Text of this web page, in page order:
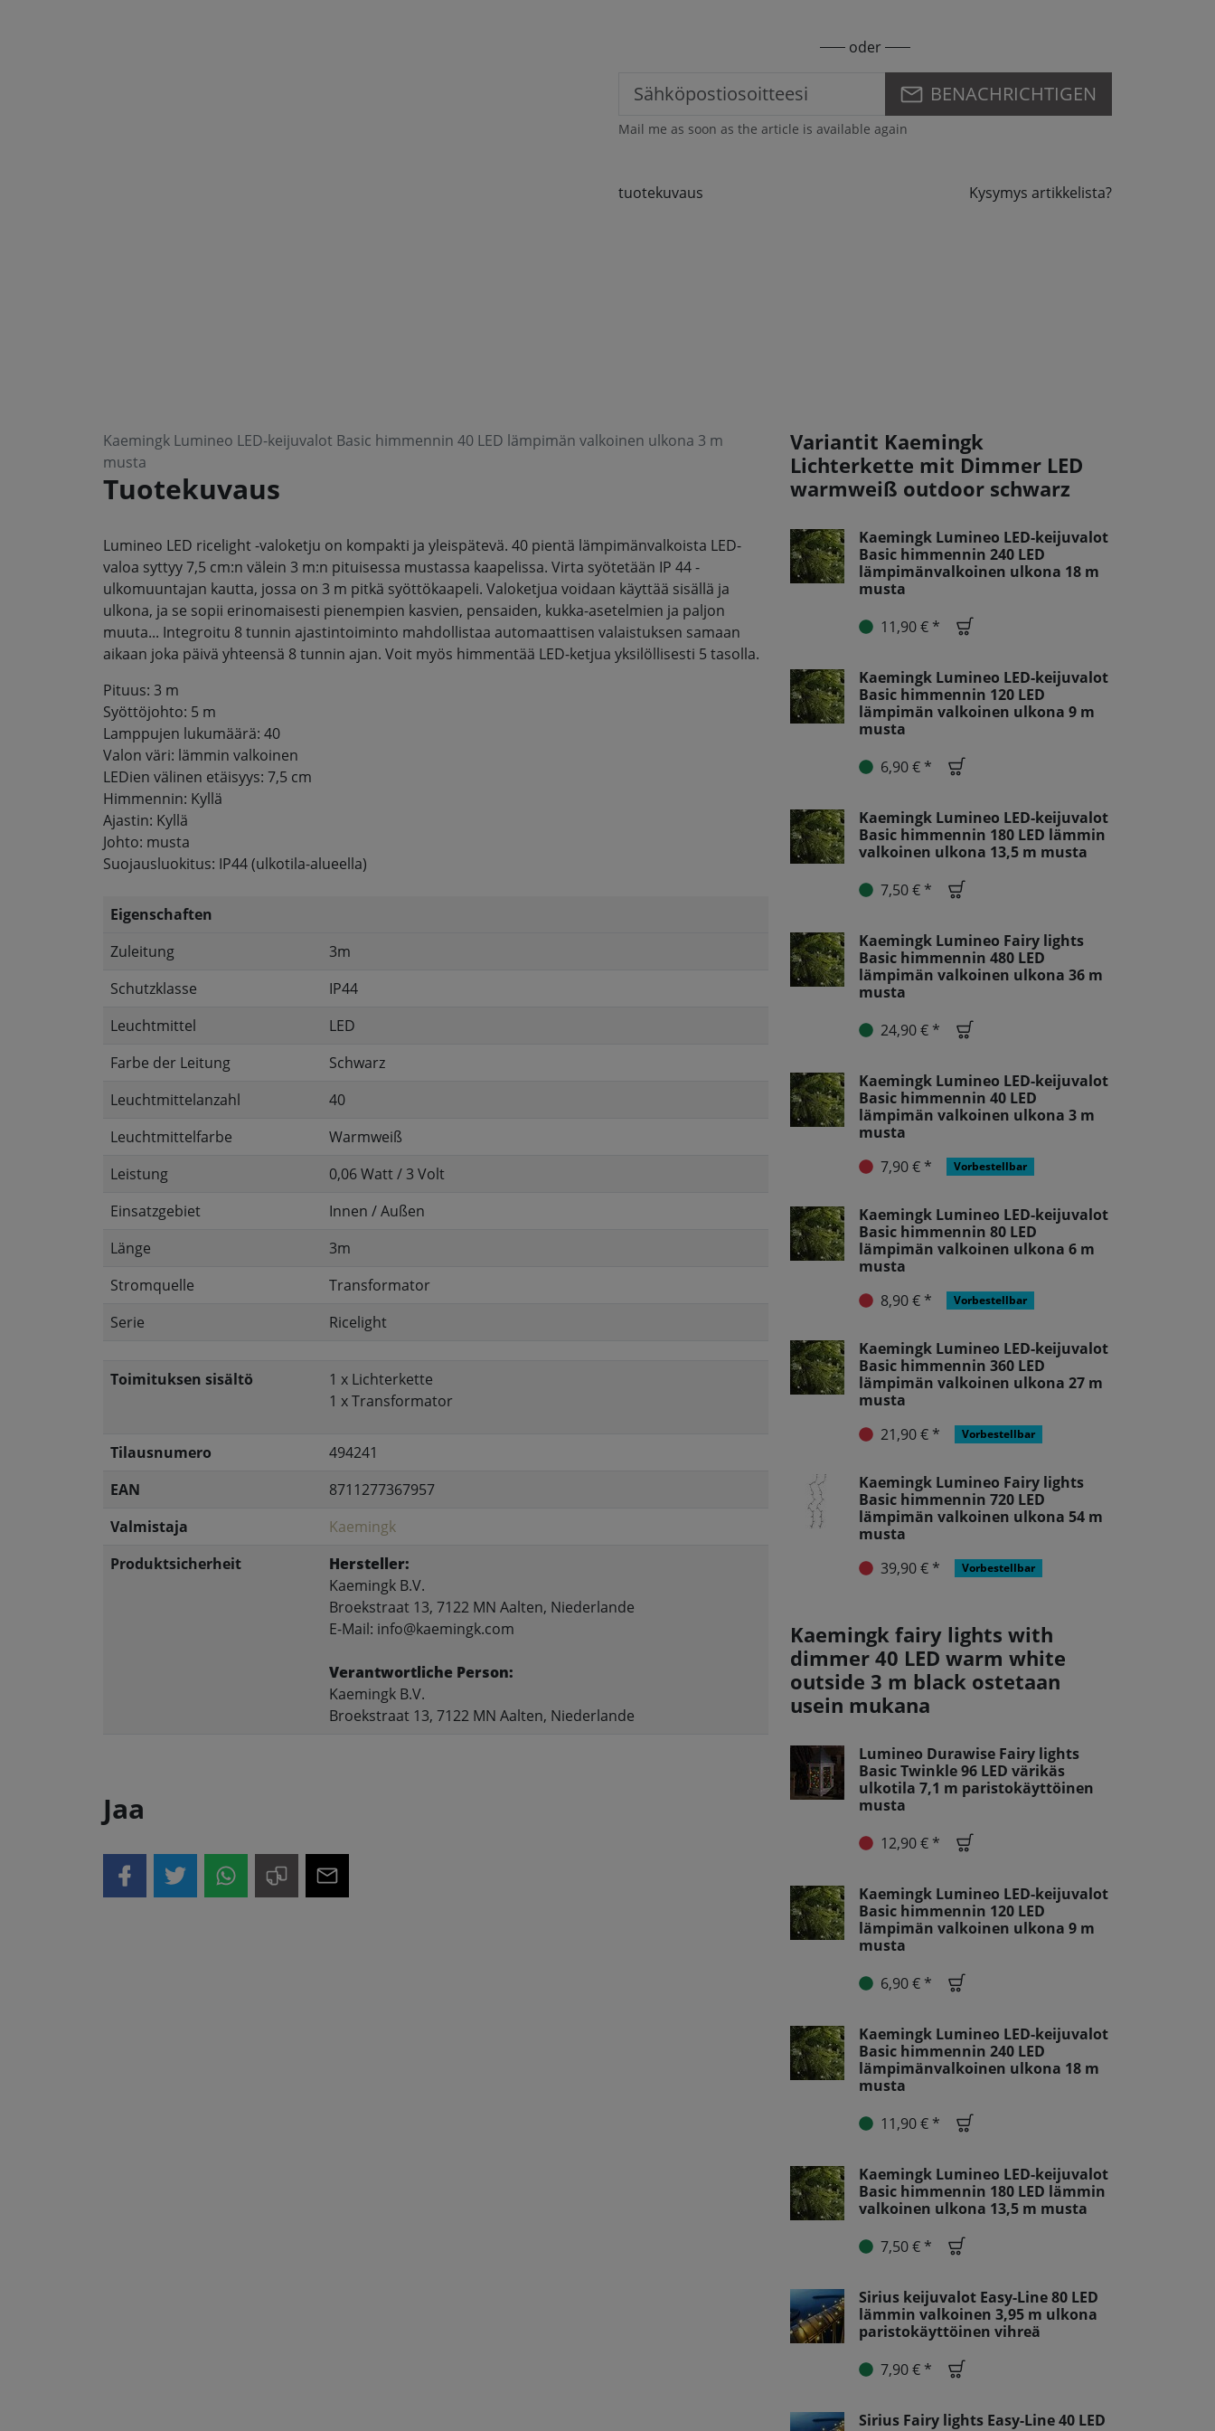
oder
BENACHRICHTIGEN
Mail me as soon as the article is available again
tuotekuvaus Kysymys artikkelista?
Kaemingk Lumineo LED-keijuvalot Basic himmennin 40 LED lämpimän valkoinen ulkona 3 m
musta
Tuotekuvaus
Lumineo LED ricelight -valoketju on kompakti ja yleispätevä. 40 pientä lämpimänvalkoista LED-
valoa syttyy 7,5 cm:n välein 3 m:n pituisessa mustassa kaapelissa. Virta syötetään IP 44 -
ulkomuuntajan kautta, jossa on 3 m pitkä syöttökaapeli. Valoketjua voidaan käyttää sisällä ja
ulkona, ja se sopii erinomaisesti pienempien kasvien, pensaiden, kukka-asetelmien ja paljon
muuta... Integroitu 8 tunnin ajastintoiminto mahdollistaa automaattisen valaistuksen samaan
aikaan joka päivä yhteensä 8 tunnin ajan. Voit myös himmentää LED-ketjua yksilöllisesti 5 tasolla.
Pituus: 3 m
Syöttöjohto: 5 m
Lamppujen lukumäärä: 40
Valon väri: lämmin valkoinen
LEDien välinen etäisyys: 7,5 cm
Himmennin: Kyllä
Ajastin: Kyllä
Johto: musta
Suojausluokitus: IP44 (ulkotila-alueella)
Eigenschaften
Zuleitung
3m
Schutzklasse
IP44
Leuchtmittel
LED
Farbe der Leitung
Schwarz
Leuchtmittelanzahl
40
Leuchtmittelfarbe
Warmweiß
Leistung
0,06 Watt / 3 Volt
Einsatzgebiet
Innen / Außen
Länge
3m
Stromquelle
Transformator
Serie
Ricelight
Toimituksen sisältö
1 x Lichterkette
1 x Transformator
Tilausnumero
494241
EAN
8711277367957
Valmistaja
Kaemingk
Produktsicherheit
Hersteller:
Kaemingk B.V.
Broekstraat 13, 7122 MN Aalten, Niederlande
E-Mail: info@kaemingk.com
Verantwortliche Person:
Kaemingk B.V.
Broekstraat 13, 7122 MN Aalten, Niederlande
Jaa
Variantit Kaemingk
Lichterkette mit Dimmer LED
warmweiß outdoor schwarz
Kaemingk Lumineo LED-keijuvalot
Basic himmennin 240 LED
lämpimänvalkoinen ulkona 18 m
musta
11,90 € *
Kaemingk Lumineo LED-keijuvalot
Basic himmennin 120 LED
lämpimän valkoinen ulkona 9 m
musta
6,90 € *
Kaemingk Lumineo LED-keijuvalot
Basic himmennin 180 LED lämmin
valkoinen ulkona 13,5 m musta
7,50 € *
Kaemingk Lumineo Fairy lights
Basic himmennin 480 LED
lämpimän valkoinen ulkona 36 m
musta
24,90 € *
Kaemingk Lumineo LED-keijuvalot
Basic himmennin 40 LED
lämpimän valkoinen ulkona 3 m
musta
7,90 € *
Vorbestellbar
Kaemingk Lumineo LED-keijuvalot
Basic himmennin 80 LED
lämpimän valkoinen ulkona 6 m
musta
8,90 € *
Vorbestellbar
Kaemingk Lumineo LED-keijuvalot
Basic himmennin 360 LED
lämpimän valkoinen ulkona 27 m
musta
21,90 € *
Vorbestellbar
Kaemingk Lumineo Fairy lights
Basic himmennin 720 LED
lämpimän valkoinen ulkona 54 m
musta
39,90 € *
Vorbestellbar
Kaemingk fairy lights with
dimmer 40 LED warm white
outside 3 m black ostetaan
usein mukana
Lumineo Durawise Fairy lights
Basic Twinkle 96 LED värikäs
ulkotila 7,1 m paristokäyttöinen
musta
12,90 € *
Kaemingk Lumineo LED-keijuvalot
Basic himmennin 120 LED
lämpimän valkoinen ulkona 9 m
musta
6,90 € *
Kaemingk Lumineo LED-keijuvalot
Basic himmennin 240 LED
lämpimänvalkoinen ulkona 18 m
musta
11,90 € *
Kaemingk Lumineo LED-keijuvalot
Basic himmennin 180 LED lämmin
valkoinen ulkona 13,5 m musta
7,50 € *
Sirius keijuvalot Easy-Line 80 LED
lämmin valkoinen 3,95 m ulkona
paristokäyttöinen vihreä
7,90 € *
Sirius Fairy lights Easy-Line 40 LED